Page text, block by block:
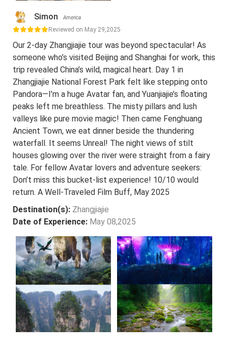
Simon America
Reviewed on May 29,2025
Our 2-day Zhangjiajie tour was beyond spectacular! As
someone who’s visited Beijing and Shanghai for work, this
trip revealed China’s wild, magical heart. Day 1 in
Zhangjiajie National Forest Park felt like stepping onto
Pandora—I’m a huge Avatar fan, and Yuanjiajie’s floating
peaks left me breathless. The misty pillars and lush
valleys like pure movie magic! Then came Fenghuang
Ancient Town, we eat dinner beside the thundering
waterfall. It seems Unreal! The night views of stilt
houses glowing over the river were straight from a fairy
tale. For fellow Avatar lovers and adventure seekers:
Don’t miss this bucket-list experience! 10/10 would
return. A Well-Traveled Film Buff, May 2025
Destination(s): Zhangjiajie
Date of Experience: May 08,2025